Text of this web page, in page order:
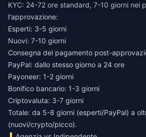
KYC: 24-72 ore standard, 7-10 giorni nei
l'approvazione:
Esperti: 3-5 giorni
Nuovi: 7-10 giorni
Consegna del pagamento post-
PayPal: dallo stesso giorno a 24 ore
Payoneer: 1-2 giorni
Bonifico bancario: 1-3 giorni
Criptovaluta: 3-7 giorni
Totale: da 5-8 giorni (esperti/PayPal) a
(nuovi/crypto/picco).